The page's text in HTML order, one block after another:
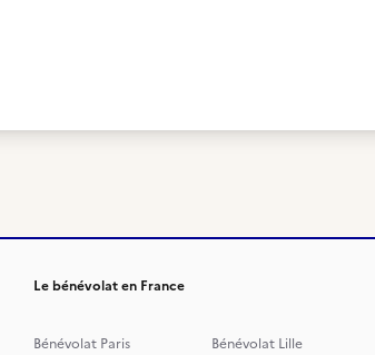
Le bénévolat en France
Bénévolat Paris
Bénévolat Lille